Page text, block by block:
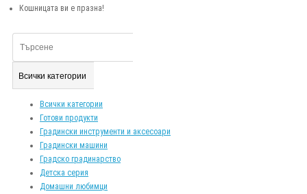
Кошницата ви е празна!
Всички категории
Всички категории
Готови продукти
Градински инструменти и аксесоари
Градински машини
Градско градинарство
Детска серия
Домашни любимци